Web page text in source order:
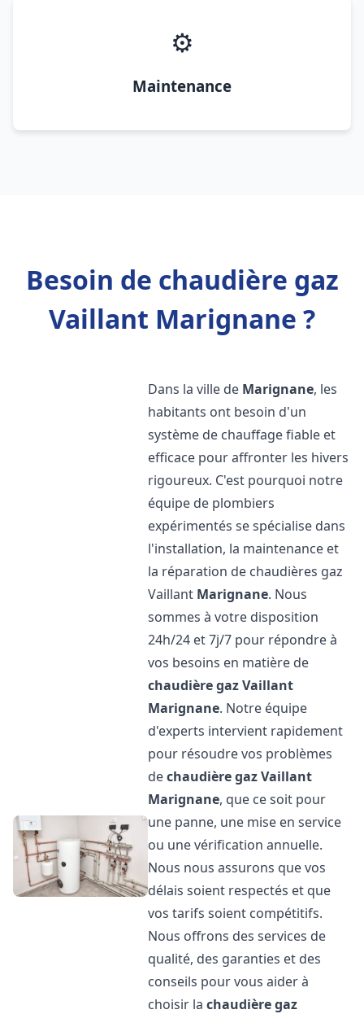
⚙️
Maintenance
Besoin de chaudière gaz
Vaillant Marignane ?
Dans la ville de Marignane, les
habitants ont besoin d'un
système de chauffage fiable et
efficace pour affronter les hivers
rigoureux. C'est pourquoi notre
équipe de plombiers
expérimentés se spécialise dans
l'installation, la maintenance et
la réparation de chaudières gaz
Vaillant Marignane. Nous
sommes à votre disposition
24h/24 et 7j/7 pour répondre à
vos besoins en matière de
chaudière gaz Vaillant
Marignane. Notre équipe
d'experts intervient rapidement
pour résoudre vos problèmes
dechaudière gaz Vaillant
Marignane, que ce soit pour
une panne, une mise en service
ou une vérification annuelle.
Nous nous assurons que vos
délais soient respectés et que
vos tarifs soient compétitifs.
Nous offrons des services de
qualité, des garanties et des
conseils pour vous aider à
choisir lachaudière gaz